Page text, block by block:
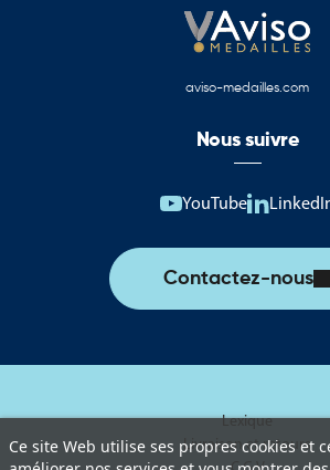
Ce site Web utilise ses propres cookies et
aviso-medailles.com
Nous suivre
YouTube
Contactez-nous
Lexique
Livraison et retours